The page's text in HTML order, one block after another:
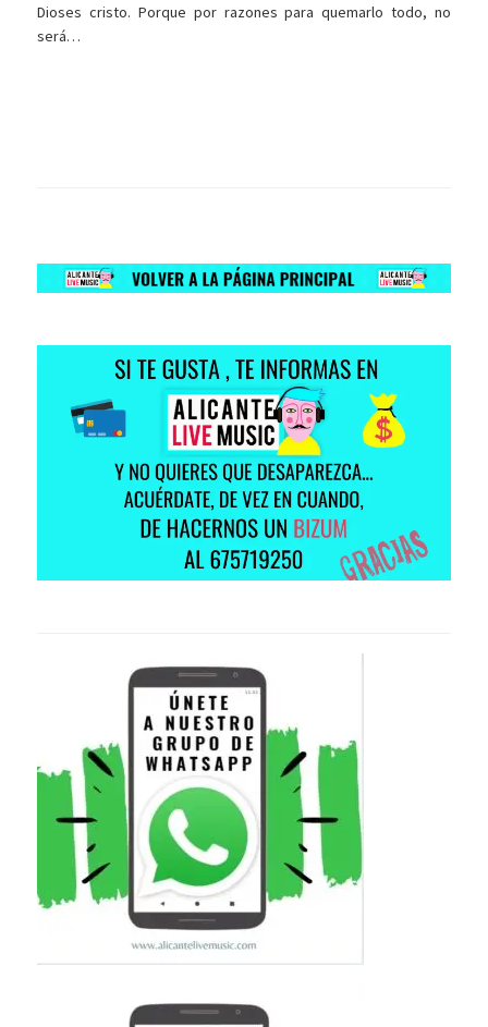
Dioses cristo. Porque por razones para quemarlo todo, no
será…